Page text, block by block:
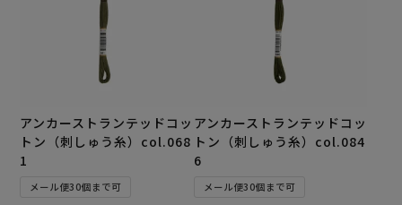
アンカーストランテッドコッ
トン（刺しゅう糸）col.068
1
メール便30個まで可
アンカーストランテッドコッ
トン（刺しゅう糸）col.084
6
メール便30個まで可